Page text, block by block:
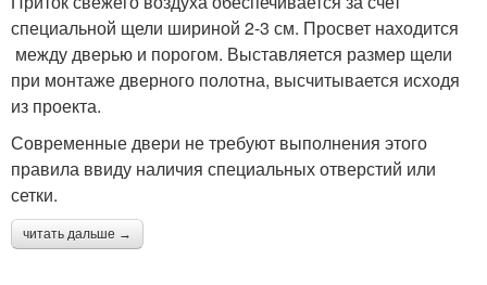
специальной щели шириной 2-3 см. Просвет находится
между дверью и порогом. Выставляется размер щели
при монтаже дверного полотна, высчитывается исходя
из проекта.
Современные двери не требуют выполнения этого
правила ввиду наличия специальных отверстий или
сетки.
читать дальше →